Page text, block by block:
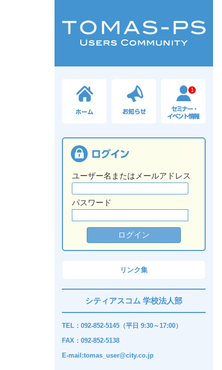
1
ユーザー名またはメールアドレス
パスワード
リンク集
シティアスコム 学校法人部
TEL：092-852-5145（平日 9:30～17:00）
FAX：092-852-5138
E-mail:tomas_user@city.co.jp